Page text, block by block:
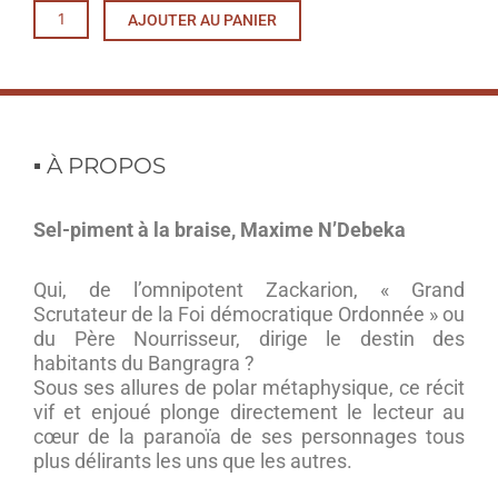
quantité
de
braise,
AJOUTER AU PANIER
▪︎ À PROPOS
Sel-piment à la braise, Maxime N’Debeka
Qui, de l’omnipotent Zackarion, « Grand
Scrutateur de la Foi démocratique Ordonnée » ou
du Père Nourrisseur, dirige le destin des
habitants du Bangragra ?
Sous ses allures de polar métaphysique, ce récit
vif et enjoué plonge directement le lecteur au
cœur de la paranoïa de ses personnages tous
plus délirants les uns que les autres.
Chers clients,
Nous vous informons que les commandes passées après le
27 juillet ne seront mises en livraison qu’à partir du 31 août.
Nous nous excusons pour la gêne occasionnée. Nous
profitons de ce message pour vous souhaiter de bonnes
vacances.
Fondation Dapper